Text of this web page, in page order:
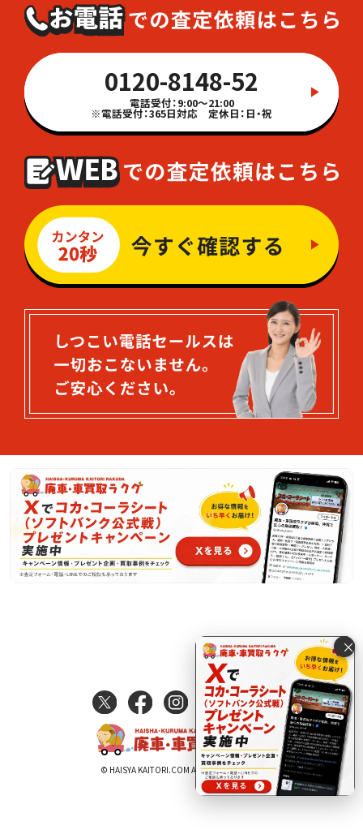
0120-8148-52
電話受付：9:00～21:00
※電話受付：365日対応 定休日：日・祝
×
© HAISYA KAITORI.COM All Rights Reserved.